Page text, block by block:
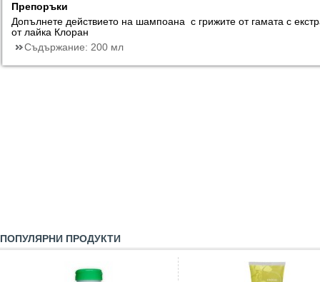
Препоръки
Допълнете действието на шампоана с грижите от гамата с
от лайка Клоран
Съдържание: 200 мл
ПОПУЛЯРНИ ПРОДУКТИ